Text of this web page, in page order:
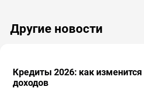
Другие новости
Кредиты 2026: как
доходов